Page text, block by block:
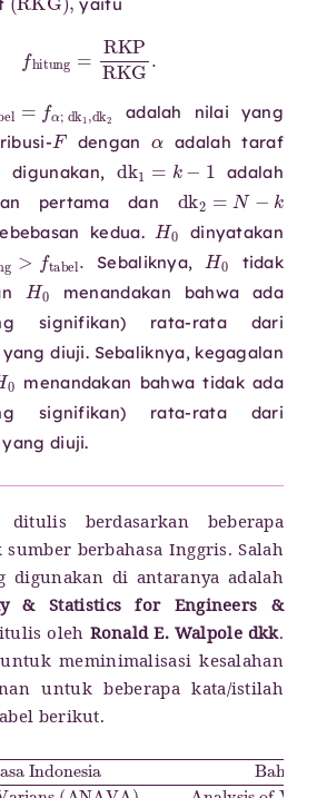
RKPRKG
tabel
adalah nilai yang
dengan
adalah taraf
digunakan,
dk k
adalah
pertama dan
dk2 N
kedua.
H
dinyatakan
hitung .
Sebaliknya,
H
tidak
menandakan bahwa ada
signifikan) rata-rata dari
diuji. Sebaliknya, kegagalan
H
menandakan bahwa tidak ada
signifikan) rata-rata dari
diuji.
berdasarkan beberapa
berbahasa Inggris. Salah
digunakan di antaranya adalah
& Statistics for Engineers &
oleh Ronald E. Walpole dkk.
meminimalisasi kesalahan
untuk beberapa kata/istilah
berikut.
Bahasa Inggris1.
of Variance (ANOVA)2.
Error4.PerlakuanTreatment5.
6.Uji-FF-Test7.
(JKT)of Squares (SSA)9.
(JKG)Critical Region11.
12.
Hypothesis13.
Taraf Signifikansi
ArahOne-Tailed Test16.
of Freedom17.
One-Way ANOVA